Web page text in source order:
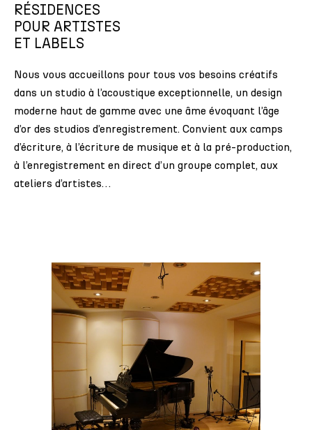
RÉSIDENCES
POUR ARTISTES
ET LABELS
Nous vous accueillons pour tous vos besoins créatifs
dans un studio à l’acoustique exceptionnelle, un design
moderne haut de gamme avec une âme évoquant l’âge
d’or des studios d’enregistrement. Convient aux camps
d’écriture, à l’écriture de musique et à la pré-production,
à l’enregistrement en direct d’un groupe complet, aux
ateliers d’artistes…